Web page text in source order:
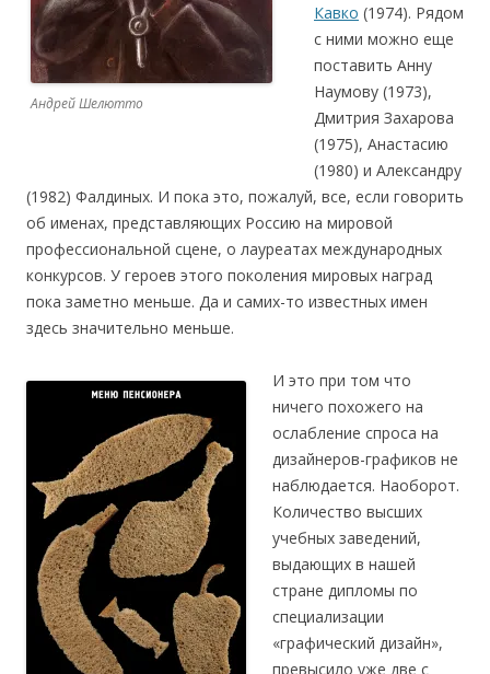
Андрей Шелютто
Кавко (1974). Рядом
с ними можно еще
поставить Анну
Наумову (1973),
Дмитрия Захарова
(1975), Анастасию
(1980) и Александру
(1982) Фалдиных. И пока это, пожалуй, все, если говорить
об именах, представляющих Россию на мировой
профессиональной сцене, о лауреатах международных
конкурсов. У героев этого поколения мировых наград
пока заметно меньше. Да и самих-то известных имен
здесь значительно меньше.
И это при том что
ничего похожего на
ослабление спроса на
дизайнеров-графиков не
наблюдается. Наоборот.
Количество высших
учебных заведений,
выдающих в нашей
стране дипломы по
специализации
«графический дизайн»,
превысило уже две с